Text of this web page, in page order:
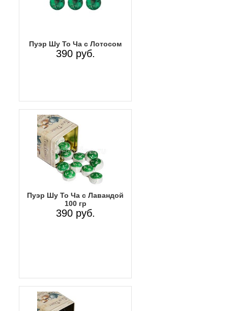
Пуэр Шу То Ча с Лотосом
390 руб.
Пуэр Шу То Ча с Лавандой
100 гр
390 руб.